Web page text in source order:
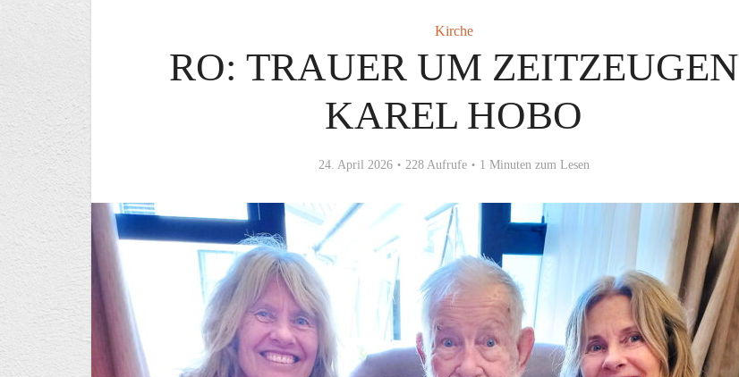
Kirche
RO: TRAUER UM ZEITZEUGEN
KAREL HOBO
24. April 2026 228 Aufrufe 1 Minuten zum Lesen